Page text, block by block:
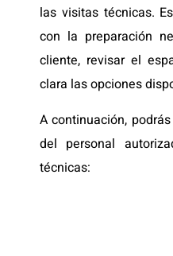
las visitas técnicas.
con la preparación
cliente, revisar el
clara las opciones
A continuación,
del personal
técnicas: